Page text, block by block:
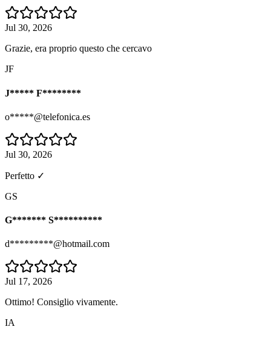
Jul 30, 2026
Grazie, era proprio questo che cercavo
JF
J***** F********
o*****@telefonica.es
Jul 30, 2026
Perfetto ✓
GS
G******* S**********
d*********@hotmail.com
Jul 17, 2026
Ottimo! Consiglio vivamente.
IA